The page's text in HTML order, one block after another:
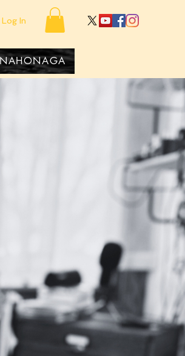
Log In
NAHONAGA